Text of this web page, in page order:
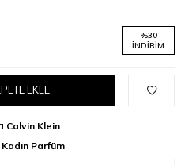
%30
İNDIRIM
EKLE
Calvin Klein
Kadın Parfüm